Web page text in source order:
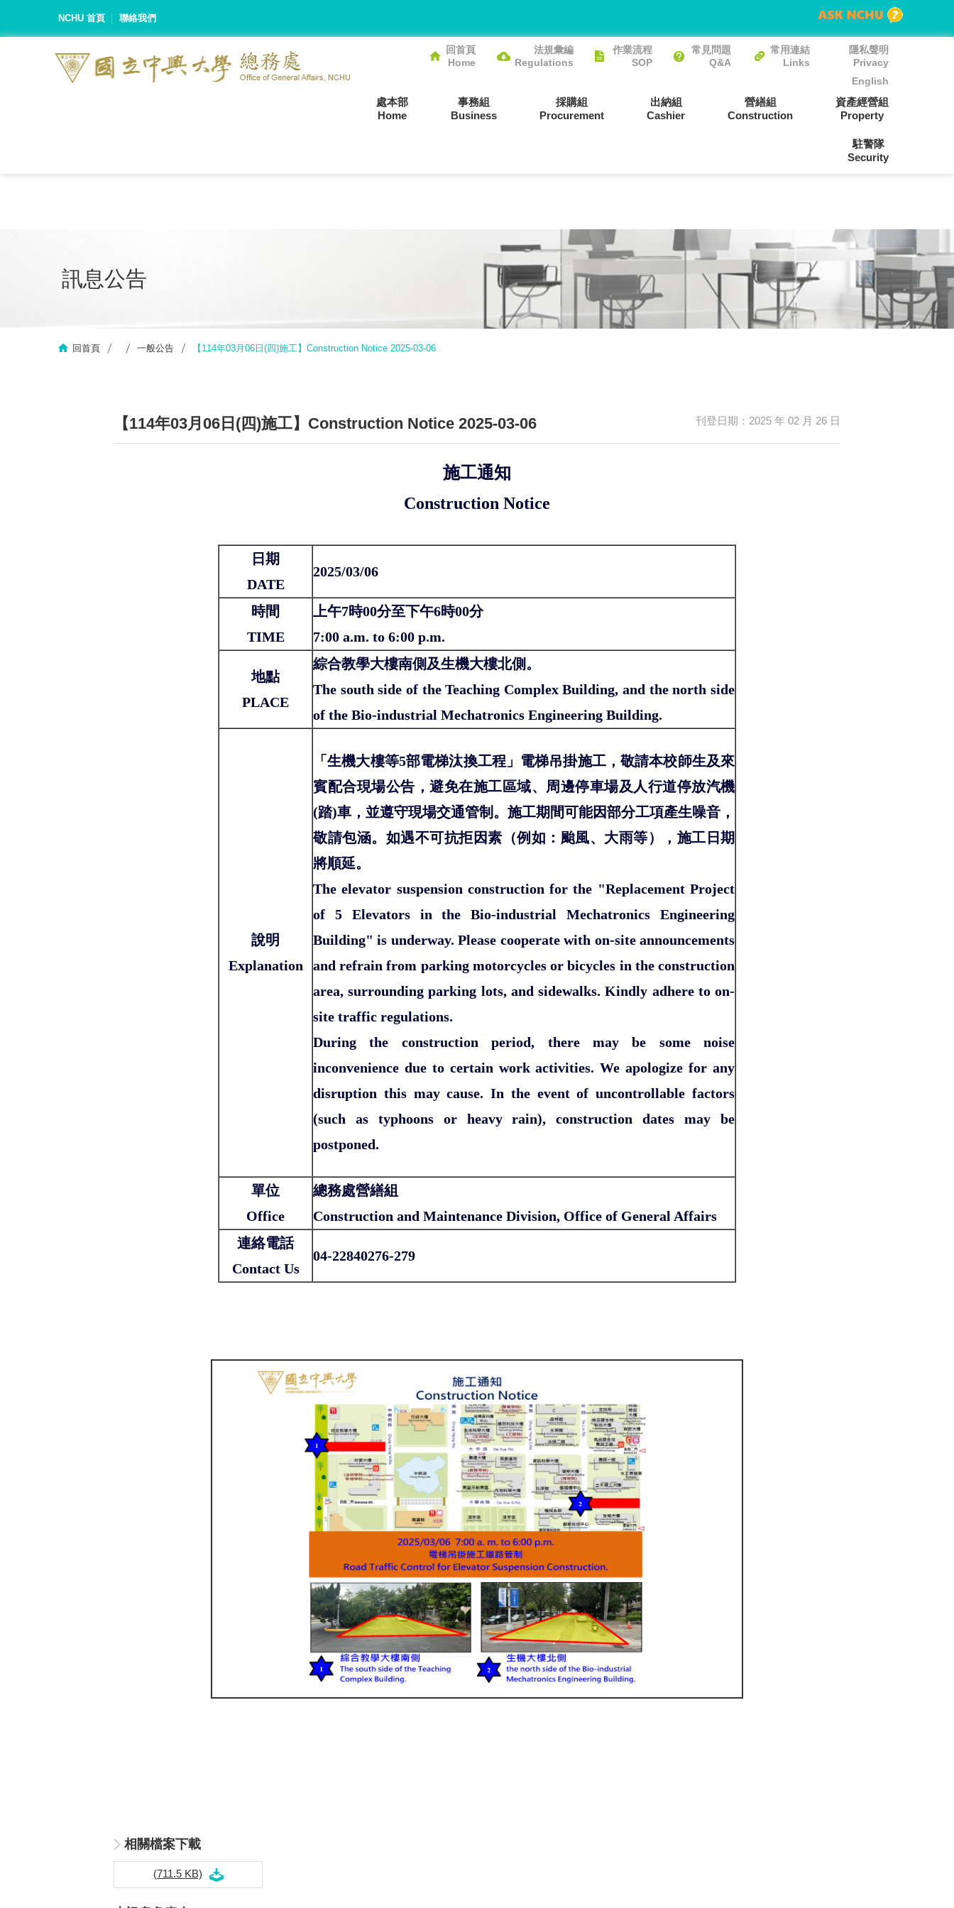
NCHU 首頁 聯絡我們
回首頁
Home
法規彙編
Regulations
作業流程
SOP
常見問題
Q&A
常用連結
Links
隱私聲明
Privacy
English
處本部
Home
事務組
Business
採購組
Procurement
出納組
Cashier
營繕組
Construction
資產經營組
Property
駐警隊
Security
訊息公告
回首頁 一般公告 【114年03月06日(四)施工】Construction Notice 2025-03-06
【114年03月06日(四)施工】Construction Notice 2025-03-06 刊登日期：2025 年 02 月 26 日
施工通知
Construction Notice
日期
DATE
2025/03/06
時間
TIME
上午7時00分至下午6時00分
7:00 a.m. to 6:00 p.m.
地點
PLACE
綜合教學大樓南側及生機大樓北側。
The south side of the Teaching Complex Building, and the north side
of the Bio-industrial Mechatronics Engineering Building.
說明
Explanation
「生機大樓等5部電梯汰換工程」電梯吊掛施工，敬請本校師生及來
賓配合現場公告，避免在施工區域、周邊停車場及人行道停放汽機
(踏)車，並遵守現場交通管制。施工期間可能因部分工項產生噪音，
敬請包涵。如遇不可抗拒因素（例如：颱風、大雨等），施工日期
將順延。
The elevator suspension construction for the "Replacement Project
of 5 Elevators in the Bio-industrial Mechatronics Engineering
Building" is underway. Please cooperate with on-site announcements
and refrain from parking motorcycles or bicycles in the construction
area, surrounding parking lots, and sidewalks. Kindly adhere to on-
site traffic regulations.
During the construction period, there may be some noise
inconvenience due to certain work activities. We apologize for any
disruption this may cause. In the event of uncontrollable factors
(such as typhoons or heavy rain), construction dates may be
postponed.
單位
Office
總務處營繕組
Construction and Maintenance Division, Office of General Affairs
連絡電話
Contact Us
04-22840276-279
相關檔案下載
(711.5 KB)